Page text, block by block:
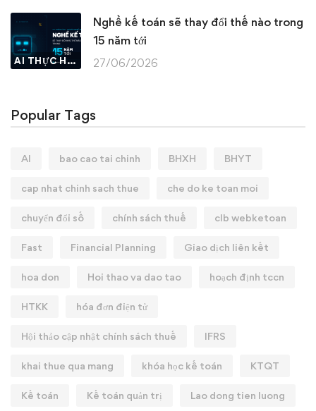
AI THỰC HÀNH
Nghề kế toán sẽ thay đổi thế nào trong
15 năm tới
27/06/2026
Popular Tags
AI bao cao tai chinh BHXH BHYT
cap nhat chinh sach thue che do ke toan moi
chuyển đổi số chính sách thuế clb webketoan
Fast Financial Planning Giao dịch liên kết
hoa don Hoi thao va dao tao hoạch định tccn
HTKK hóa đơn điện tử
Hội thảo cập nhật chính sách thuế IFRS
khai thue qua mang khóa học kế toán KTQT
Kế toán Kế toán quản trị Lao dong tien luong